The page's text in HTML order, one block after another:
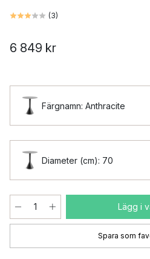
(3)
6 849 kr
Färgnamn: Anthracite
Diameter (cm): 70
Lägg i
Spara som